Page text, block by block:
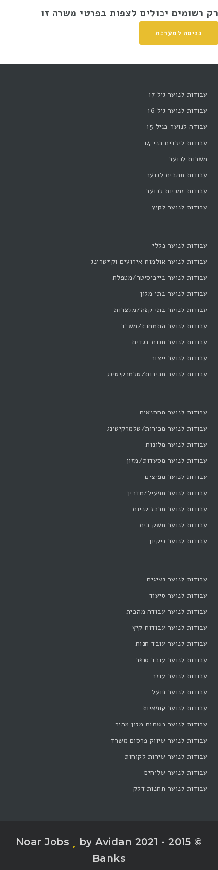
רק רשומים יכולים לצפות בפרטי משרה זו
כניסה למערכת
עבודות לנוער גיל 17
עבודות לנוער גיל 16
עבודה לנוער בגיל 15
עבודות לילדים בני 14
משרות לנוער
עבודות מהבית לנוער
עבודות זמניות לנוער
עבודות לנוער לקיץ
עבודות לנוער כללי
עבודות לנוער אולמות אירועים וקייטרינג
עבודות לנוער בייביסיטר/מטפלת
עבודות לנוער בתי מלון
עבודות לנוער בתי קפה/מלצרות
עבודות לנוער התמחות/משרד
עבודות לנוער חנות בגדים
עבודות לנוער ייצור
עבודות לנוער מכירות/טלמרקיטינג
עבודות לנוער מחסנאים
עבודות לנוער מכירות/טלמרקיטינג
עבודות לנוער מלונות
עבודות לנוער מסעדות/מזון
עבודות לנוער מפיצים
עבודות לנוער מפעיל/מדריך
עבודות לנוער מרכז קניות
עבודות לנוער משק בית
עבודות לנוער ניקיון
עבודות לנוער נציגים
עבודות לנוער סיעוד
עבודות לנוער עבודה מהבית
עבודות לנוער עבודות קיץ
עבודות לנוער עובד חנות
עבודות לנוער עובד סופר
עבודות לנוער עוזר
עבודות לנוער פועל
עבודות לנוער קופאיות
עבודות לנוער רשתות מזון מהיר
עבודות לנוער שיווק פרסום משרד
עבודות לנוער שירות לקוחות
עבודות לנוער שליחים
עבודות לנוער תחנות דלק
© 2015 - 2021 Noar Jobs
by Avidan
Banks